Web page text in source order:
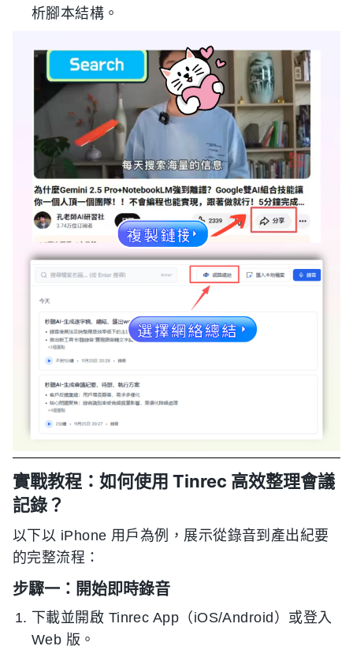
析腳本結構。
實戰教程：如何使用 Tinrec 高效整理會議
記錄？
以下以 iPhone 用戶為例，展示從錄音到產出紀要
的完整流程：
步驟一：開始即時錄音
下載並開啟 Tinrec App（iOS/Android）或登入
Web 版。